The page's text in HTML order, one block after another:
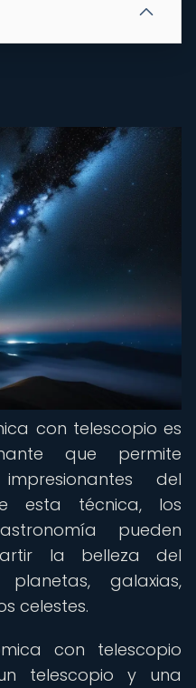
con telescopio es
que permite
del
esta técnica, los
pueden
la belleza del
planetas, galaxias,
celestes.
con telescopio
telescopio y una